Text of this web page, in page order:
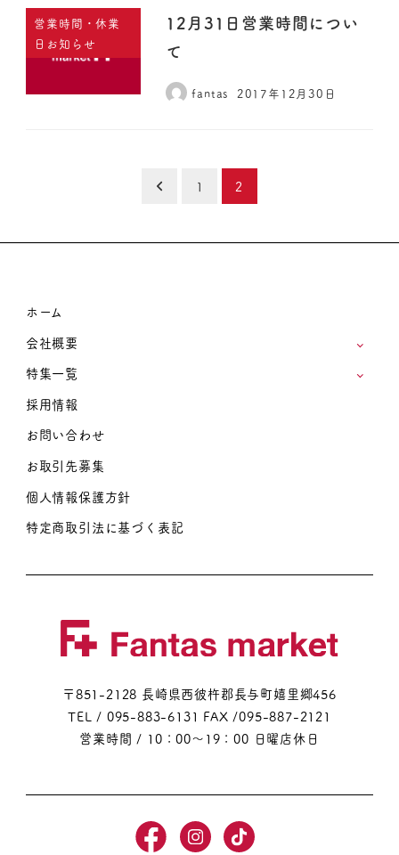
営業時間・休業
日お知らせ
12月31日営業時間につい
て
fantas 2017年12月30日
ゲ
ー
シ
ョ
ン
1 2
ホーム
会社概要
特集一覧
採用情報
お問い合わせ
お取引先募集
個人情報保護方針
特定商取引法に基づく表記
〒851-2128 長崎県西彼杵郡長与町嬉里郷456
TEL / 095-883-6131 FAX /095-887-2121
営業時間 / 10：00～19：00 日曜店休日